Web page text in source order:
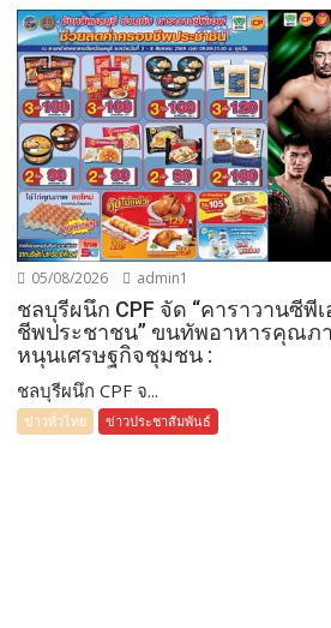
05/08/2026 admin1
ชลบุรีผนึก CPF จัด “คาราวานซีพี
ชีพประชาชน” ขนทัพอาหารคุณภา
หนุนเศรษฐกิจชุมชน :
ชลบุรีผนึก CPF จ...
ข่าวทั่วไทย ข่าวประชาสัมพันธ์